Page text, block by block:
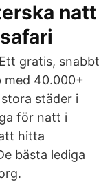
natt
gratis, snabbt
40.000+
städer i
för natt i
hitta
bästa lediga